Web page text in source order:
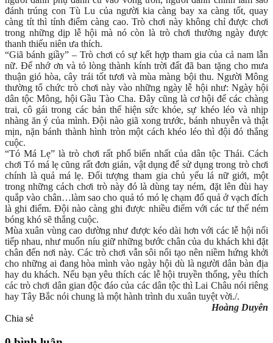
đánh trúng con Tù Lu của người kia càng bay xa càng tốt, quay
càng tít thì tính điểm càng cao. Trò chơi này không chỉ được chơi
trong những dịp lễ hội mà nó còn là trò chơi thường ngày được
thanh thiếu niên ưa thích.
“Giã bánh giầy” – Trò chơi có sự kết hợp tham gia của cả nam lẫn
nữ. Để nhớ ơn và tỏ lòng thành kính trời đất đã ban tặng cho mưa
thuận gió hòa, cây trái tốt tươi và mùa màng bội thu. Người Mông
thường tổ chức trò chơi này vào những ngày lễ hội như: Ngày hội
dân tộc Mông, hội Gầu Tào Cha. Đây cũng là cơ hội để các chàng
trai, cô gái trong các bản thể hiện sức khỏe, sự khéo léo và nhịp
nhàng ăn ý của mình. Đội nào giã xong trước, bánh nhuyễn và thật
mịn, nặn bánh thành hình tròn một cách khéo léo thì đội đó thắng
cuộc.
“Tó Má Lẹ” là trò chơi rất phổ biến nhất của dân tộc Thái. Cách
chơi Tó má lẹ cũng rất đơn giản, vật dụng để sử dụng trong trò chơi
chính là quả má lẹ. Đối tượng tham gia chủ yếu lá nữ giới, một
trong những cách chơi trò này đó là dùng tay ném, đặt lên đùi hay
quắp vào chân…làm sao cho quả tó mó lẹ chạm đổ quả ở vạch đích
là ghi điểm. Đội nào càng ghi được nhiều điểm với các tư thế ném
bóng khó sẽ thắng cuộc.
Mùa xuân vùng cao dường như được kéo dài hơn với các lễ hội nối
tiếp nhau, như muốn níu giữ những bước chân của du khách khi đặt
chân đến nơi này. Các trò chơi vẫn sôi nổi tạo nên niềm hứng khởi
cho những ai đang hòa mình vào ngày hội dù là người dân bàn địa
hay du khách. Nếu bạn yêu thích các lễ hội truyền thống, yêu thích
các trò chơi dân gian độc đáo của các dân tộc thì Lai Châu nói riêng
hay Tây Bắc nói chung là một hành trình du xuân tuyệt vời./.
Hoàng Duyên
Chia sẻ